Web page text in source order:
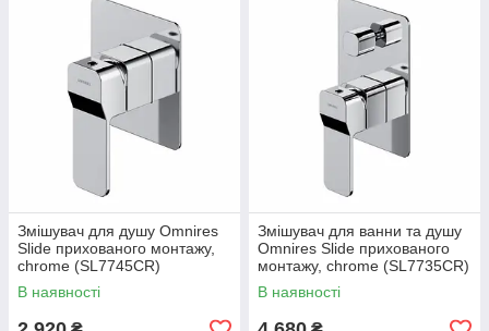
Змішувач для душу Omnires
Slide прихованого монтажу,
chrome (SL7745CR)
В наявності
Змішувач для ванни та душу
Omnires Slide прихованого
монтажу, chrome (SL7735CR)
В наявності